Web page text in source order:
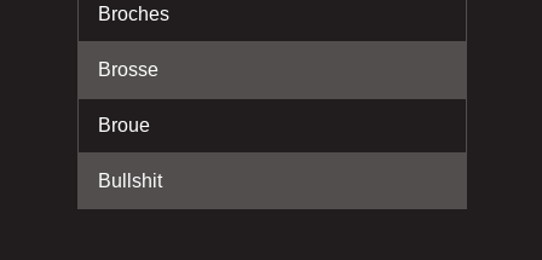
Broches
Brosse
Broue
Bullshit